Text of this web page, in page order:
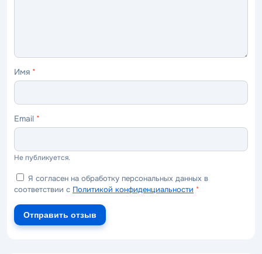
Имя *
Email *
Не публикуется.
Я согласен на обработку персональных данных в
соответствии с Политикой конфиденциальности *
Отправить отзыв